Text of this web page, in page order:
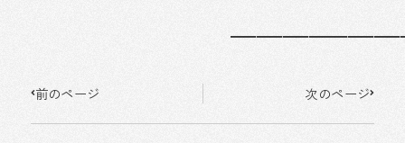
前のページ 次のページ